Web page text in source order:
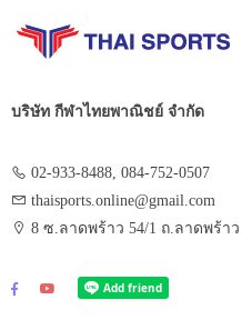
บริษัท กีฬาไทยพาณิชย์ จำกัด
02-933-8488, 084-752-0507
thaisports.online@gmail.com
8 ซ.ลาดพร้าว 54/1 ถ.ลาดพร้า